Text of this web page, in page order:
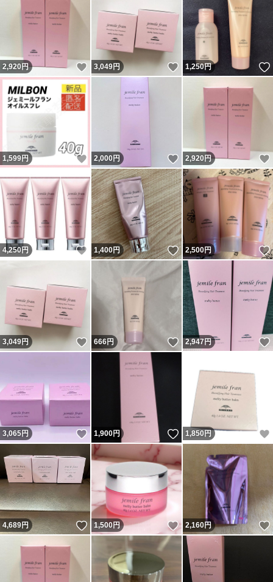
2,920円 いいね！
3,049円 いいね！
1,250円
1,599円 いいね！
2,000円 いいね！
2,920円
4,250円 いいね！
1,400円 いいね！
2,500円
3,049円 いいね！
666円 いいね！
2,947円
3,065円 いいね！
1,900円 いいね！
1,850 円
4,689円 いいね！
1,500円 いいね！
2,160円